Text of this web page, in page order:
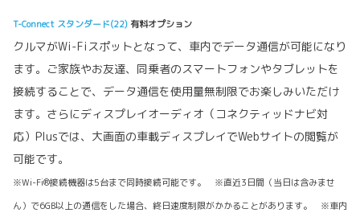
T-Connect スタンダード(22) 有料オプション
クルマがWi-Fiスポットとなって、車内でデータ通信が可能になり
ます。ご家族やお友達、同乗者のスマートフォンやタブレットを
接続することで、データ通信を使用量無制限でお楽しみいただけ
ます。さらにディスプレイオーディオ（コネクティッドナビ対
応）Plusでは、大画面の車載ディスプレイでWebサイトの閲覧が
可能です。
※Wi-Fi®接続機器は5台まで同時接続可能です。 ※直近3日間（当日は含みませ
ん）で6GB以上の通信をした場合、終日速度制限がかかることがあります。 ※車内